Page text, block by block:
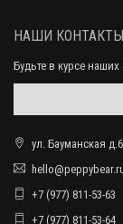
НАШИ КОНТАКТЫ
Будьте в курсе
ул. Бауманская
+7 (977) 811-53-63
+7 (977) 811-53-64